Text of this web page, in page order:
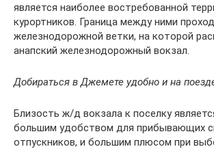
является наиболее востребованной
курортников. Граница между ними
железнодорожной ветки, на которой
анапский железнодорожный вокзал.
Добираться в Джемете удобно и на
Близость ж/д вокзала к поселку
большим удобством для прибывающих
отпускников, и большим плюсом при